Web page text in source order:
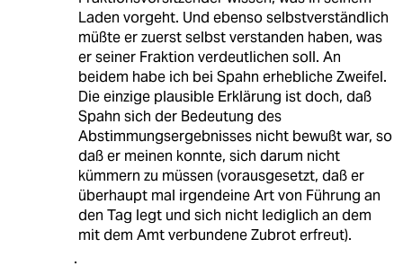
Laden vorgeht. Und ebenso selbstverständlich
müßte er zuerst selbst verstanden haben, was
er seiner Fraktion verdeutlichen soll. An
beidem habe ich bei Spahn erhebliche Zweifel.
Die einzige plausible Erklärung ist doch, daß
Spahn sich der Bedeutung des
Abstimmungsergebnisses nicht bewußt war, so
daß er meinen konnte, sich darum nicht
kümmern zu müssen (vorausgesetzt, daß er
überhaupt mal irgendeine Art von Führung an
den Tag legt und sich nicht lediglich an dem
mit dem Amt verbundene Zubrot erfreut).